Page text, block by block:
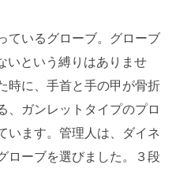
ているグローブ。グローブ
いという縛りはありませ
時に、手首と手の甲が骨折
、ガンレットタイプのプロ
います。管理人は、ダイネ
ローブを選びました。３段